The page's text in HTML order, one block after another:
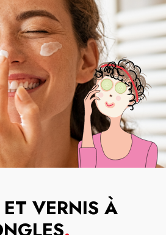
ET VERNIS À